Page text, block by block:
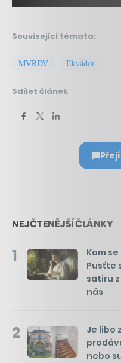
Související témata:
MVRDV Ekvádor
Sdílet článek
NEJČTENĚJŠÍ ČLÁNKY
1
Kam
Pusťte
satiru
nás
2
Je libo
nebo